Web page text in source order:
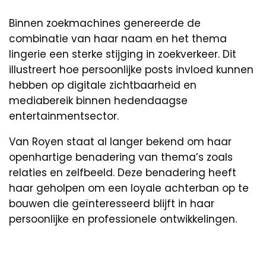
Binnen zoekmachines genereerde de
combinatie van haar naam en het thema
lingerie een sterke stijging in zoekverkeer. Dit
illustreert hoe persoonlijke posts invloed kunnen
hebben op digitale zichtbaarheid en
mediabereik binnen hedendaagse
entertainmentsector.
Van Royen staat al langer bekend om haar
openhartige benadering van thema’s zoals
relaties en zelfbeeld. Deze benadering heeft
haar geholpen om een loyale achterban op te
bouwen die geïnteresseerd blijft in haar
persoonlijke en professionele ontwikkelingen.